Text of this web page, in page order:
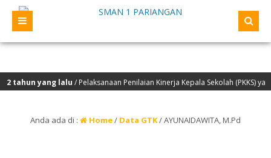
yang lalu/ Pelaksanaan Penilaian Kinerja Kepala Sekolah (PKKS) yang
Anda ada di : Home/ Data GTK/AYUNAIDAWITA, M.Pd